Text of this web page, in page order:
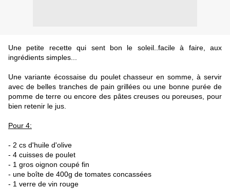
Une petite recette qui sent bon le soleil..facile à faire, aux
ingrédients simples...
Une variante écossaise du poulet chasseur en somme, à servir
avec de belles tranches de pain grillées ou une bonne purée de
pomme de terre ou encore des pâtes creuses ou poreuses, pour
bien retenir le jus.
Pour 4:
- 2 cs d'huile d'olive
- 4 cuisses de poulet
- 1 gros oignon coupé fin
- une boîte de 400g de tomates concassées
- 1 verre de vin rouge